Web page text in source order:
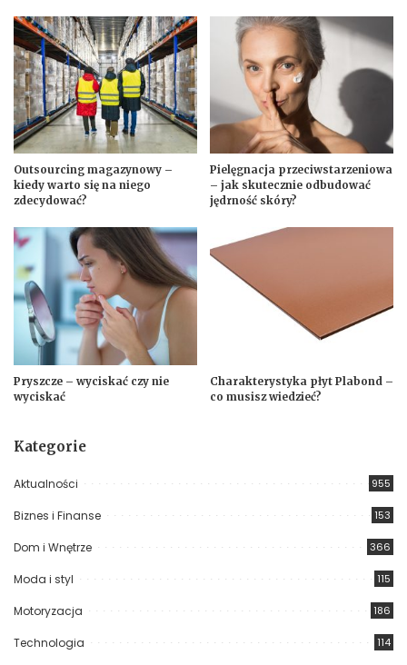
Outsourcing magazynowy –
kiedy warto się na niego
zdecydować?
Pielęgnacja przeciwstarzeniowa
– jak skutecznie odbudować
jędrność skóry?
Pryszcze – wyciskać czy nie
wyciskać
Charakterystyka płyt Plabond –
co musisz wiedzieć?
Kategorie
Aktualności 955
Biznes i Finanse 153
Dom i Wnętrze 366
Moda i styl 115
Motoryzacja 186
Technologia 114